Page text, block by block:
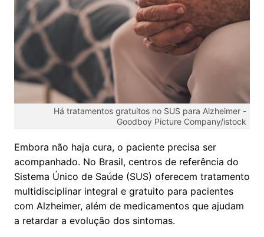
Há tratamentos gratuitos no SUS para Alzheimer -
Goodboy Picture Company/istock
Embora não haja cura, o paciente precisa ser
acompanhado. No Brasil, centros de referência do
Sistema Único de Saúde (SUS) oferecem tratamento
multidisciplinar integral e gratuito para pacientes
com Alzheimer, além de medicamentos que ajudam
a retardar a evolução dos sintomas.